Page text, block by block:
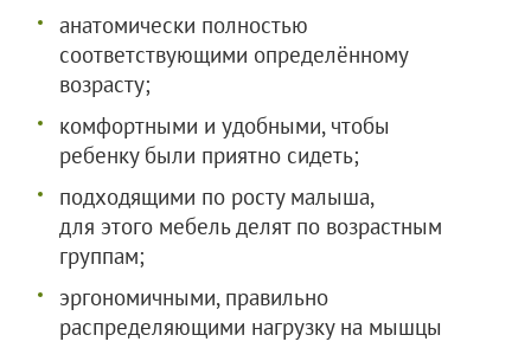
анатомически полностью
соответствующими определённому
возрасту;
комфортными и удобными, чтобы
ребенку были приятно сидеть;
подходящими по росту малыша,
для этого мебель делят по возрастным
группам;
эргономичными, правильно
распределяющими нагрузку на мышцы